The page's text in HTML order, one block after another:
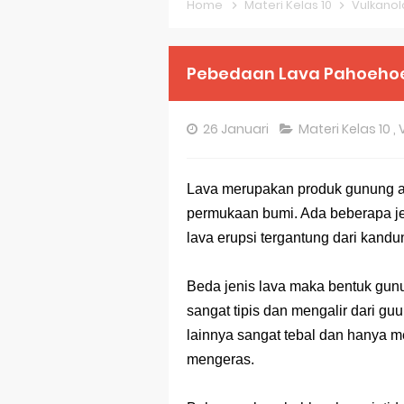
Pembahasan
Pembahasan
Bencana
Gratis, Pre
Home Materi Kelas 10
Pebedaan Lava
26 Januari Materi Kelas 10 ,
Lava merupakan produk gunung
permukaan bumi. Ada beberapa
lava erupsi tergantung dari
Beda jenis lava maka bentuk
sangat tipis dan mengalir dari
lainnya sangat tebal dan hanya
mengeras.